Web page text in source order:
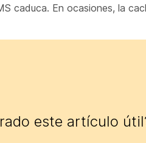
caduca. En ocasiones, la
este artículo